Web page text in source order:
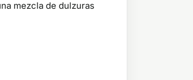
mezcla de dulzuras